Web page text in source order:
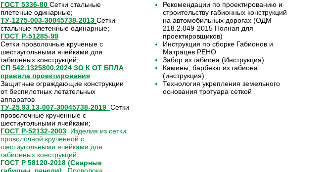
ГОСТ 5336-80 Сетки стальные
плетеные одинарные;
ТУ-1275-003-30045738-2013 Сетки
стальные плетенные одинарные;
ГОСТ Р-51285-99
Сетки проволочные крученые с
шестиугольными ячейками для
габионных конструкций;
СП 542.1325800.2024 ЗО К ОТ БПЛА
правила проектирования
Защитные ограждающие конструкции
от беспилотных летательных
аппаратов
ТУ-25.93.13-007-30045738-2019 Сетки
проволочные крученные с
шестиугольными ячейками;
ГОСТ Р-52132-2003 Изделия из сетки
проволочной крученной с
шестиугольными ячейками для
габионных конструкций;
ГОСТ Р 58120-2018 (Сварные
Рекомендации по проектированию и
строительству габионных конструкций
на автомобильных дорогах (ОДМ
218.2.049-2015 Полная для
проектировщиков)
Инструкция по сборке Габионов и
Матрацев РЕНО
Забор из габиона (Инструкция)
Камины, барбекю из габиона
(инструкция)
Технология укрепления земельного
основания тротуара сеткой